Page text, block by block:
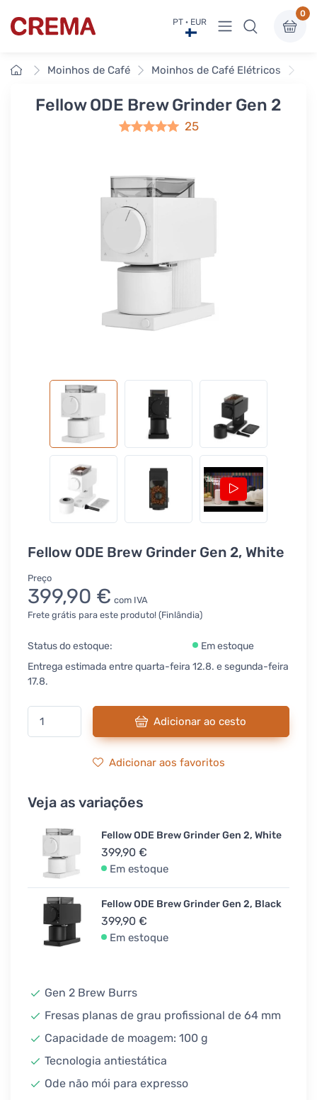
Crema PT · EUR Ver menu
0
InícioMoinhos de Café Moinhos de Café Elétricos
Fellow ODE Brew Grinder Gen 2
25
Fellow ODE Brew Grinder Gen 2, White
Preço
399,90 € com IVA
Frete grátis para este produto! (Finlândia)
Status do estoque:
Em estoque
Entrega estimada entre quarta-feira 12.8. e segunda-feira
17.8.
Adicionar ao cesto
Adicionar aos favoritos
Veja as variações
Fellow ODE Brew Grinder Gen 2, White
399,90 €
Em estoque
Fellow ODE Brew Grinder Gen 2, Black
399,90 €
Em estoque
Gen 2 Brew Burrs
Fresas planas de grau profissional de 64 mm
Capacidade de moagem: 100 g
Tecnologia antiestática
Ode não mói para expresso